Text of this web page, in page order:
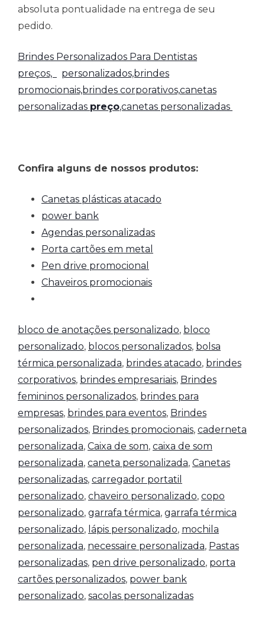
absoluta pontualidade na entrega de seu
pedido.
Brindes Personalizados Para Dentistas
preços,
personalizados,brindes
promocionais,brindes corporativos,canetas
personalizadas preço,canetas personalizadas
Confira alguns de nossos produtos:
Canetas plásticas atacado
power bank
Agendas personalizadas
Porta cartões em metal
Pen drive promocional
Chaveiros promocionais
bloco de anotações personalizado, bloco
personalizado, blocos personalizados, bolsa
térmica personalizada, brindes atacado, brindes
corporativos, brindes empresariais, Brindes
femininos personalizados, brindes para
empresas, brindes para eventos, Brindes
personalizados, Brindes promocionais, caderneta
personalizada, Caixa de som, caixa de som
personalizada, caneta personalizada, Canetas
personalizadas, carregador portatil
personalizado, chaveiro personalizado, copo
personalizado, garrafa térmica, garrafa térmica
personalizado, lápis personalizado, mochila
personalizada, necessaire personalizada, Pastas
personalizadas, pen drive personalizado, porta
cartões personalizados, power bank
personalizado, sacolas personalizadas